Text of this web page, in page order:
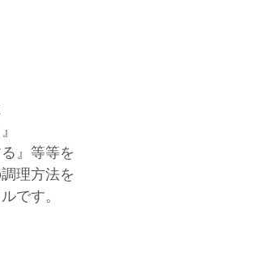
』等等を
理方法を
です。